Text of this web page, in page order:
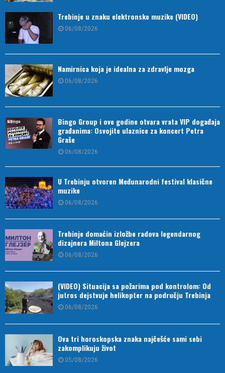
Trebinje u znaku elektronske muzike (VIDEO)
06/08/2026
Namirnica koja je idealna za zdravlje mozga
06/08/2026
Bingo Group i ove godine otvara vrata VIP događaja
građanima: Osvojite ulaznice za koncert Petra
Graše
06/08/2026
U Trebinju otvoren Međunarodni festival klasične
muzike
06/08/2026
Trebinje domaćin izložbe radova legendarnog
dizajnera Miltona Glejzera
06/08/2026
(VIDEO) Situacija sa požarima pod kontrolom: Od
jutros dejstvuje helikopter na području Trebinja
06/08/2026
Ova tri horoskopska znaka najčešće sami sebi
zakomplikuju život
05/08/2026